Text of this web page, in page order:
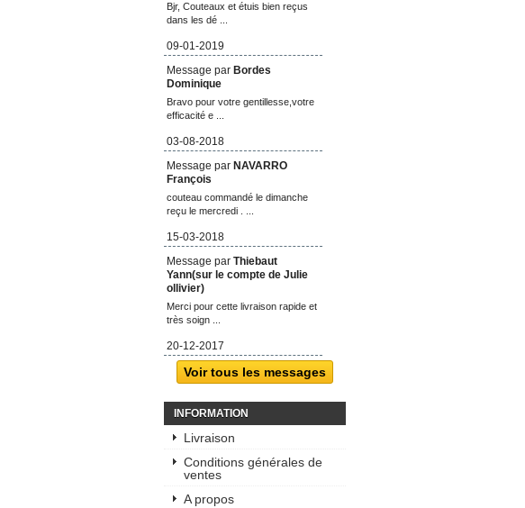
Bjr, Couteaux et étuis bien reçus
dans les dé ...
09-01-2019
Message par Bordes
Dominique
Bravo pour votre gentillesse,votre
efficacité e ...
03-08-2018
Message par NAVARRO
François
couteau commandé le dimanche
reçu le mercredi . ...
15-03-2018
Message par Thiebaut
Yann(sur le compte de Julie
ollivier)
Merci pour cette livraison rapide et
très soign ...
20-12-2017
Voir tous les messages
INFORMATION
Livraison
Conditions générales de
ventes
A propos